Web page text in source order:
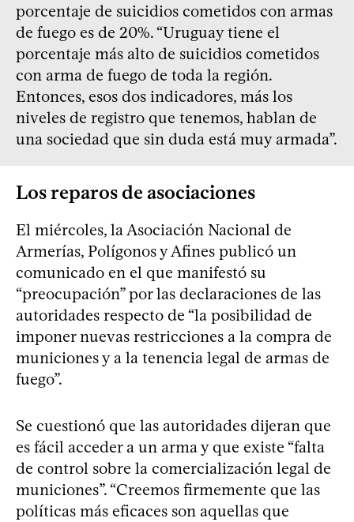
porcentaje de suicidios cometidos con armas
de fuego es de 20%. “Uruguay tiene el
porcentaje más alto de suicidios cometidos
con arma de fuego de toda la región.
Entonces, esos dos indicadores, más los
niveles de registro que tenemos, hablan de
una sociedad que sin duda está muy armada”.
Los reparos de asociaciones
El miércoles, la Asociación Nacional de
Armerías, Polígonos y Afines publicó un
comunicado en el que manifestó su
“preocupación” por las declaraciones de las
autoridades respecto de “la posibilidad de
imponer nuevas restricciones a la compra de
municiones y a la tenencia legal de armas de
fuego”.
Se cuestionó que las autoridades dijeran que
es fácil acceder a un arma y que existe “falta
de control sobre la comercialización legal de
municiones”. “Creemos firmemente que las
políticas más eficaces son aquellas que